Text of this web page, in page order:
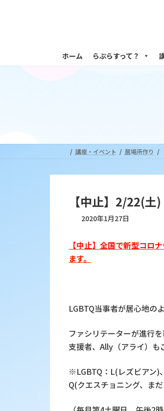
へ
ョ
ホーム らぷらすって？
講座・イベント 居場所作り
【中止】2/22(
2020年1月27日
【中止】全国で新型コロ
ます。
LGBTQ当事者が居心地の
ファシリテーターが進行を
支援者、Ally（アライ）も
※LGBTQ：L(レズビアン)
Q(クエスチョニング、ま